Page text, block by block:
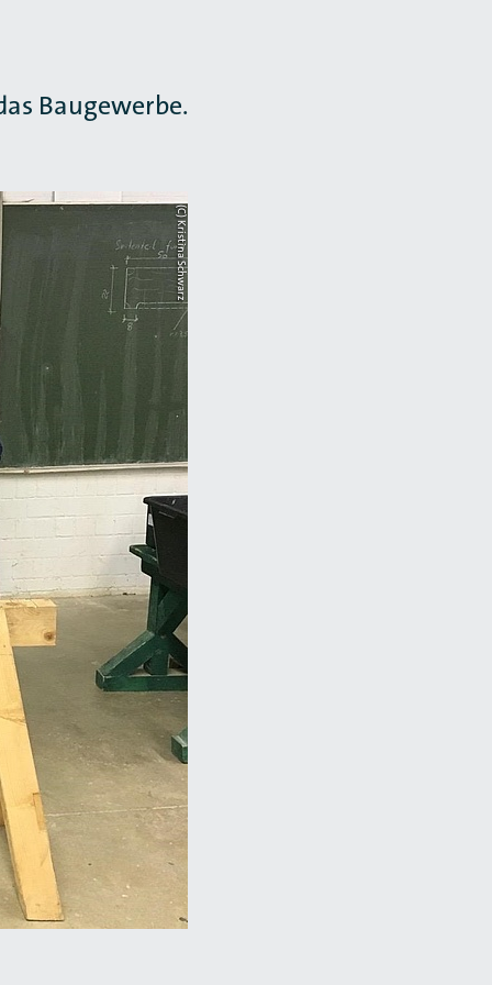
Baugewerbe.
(C) Kristina Schwarz